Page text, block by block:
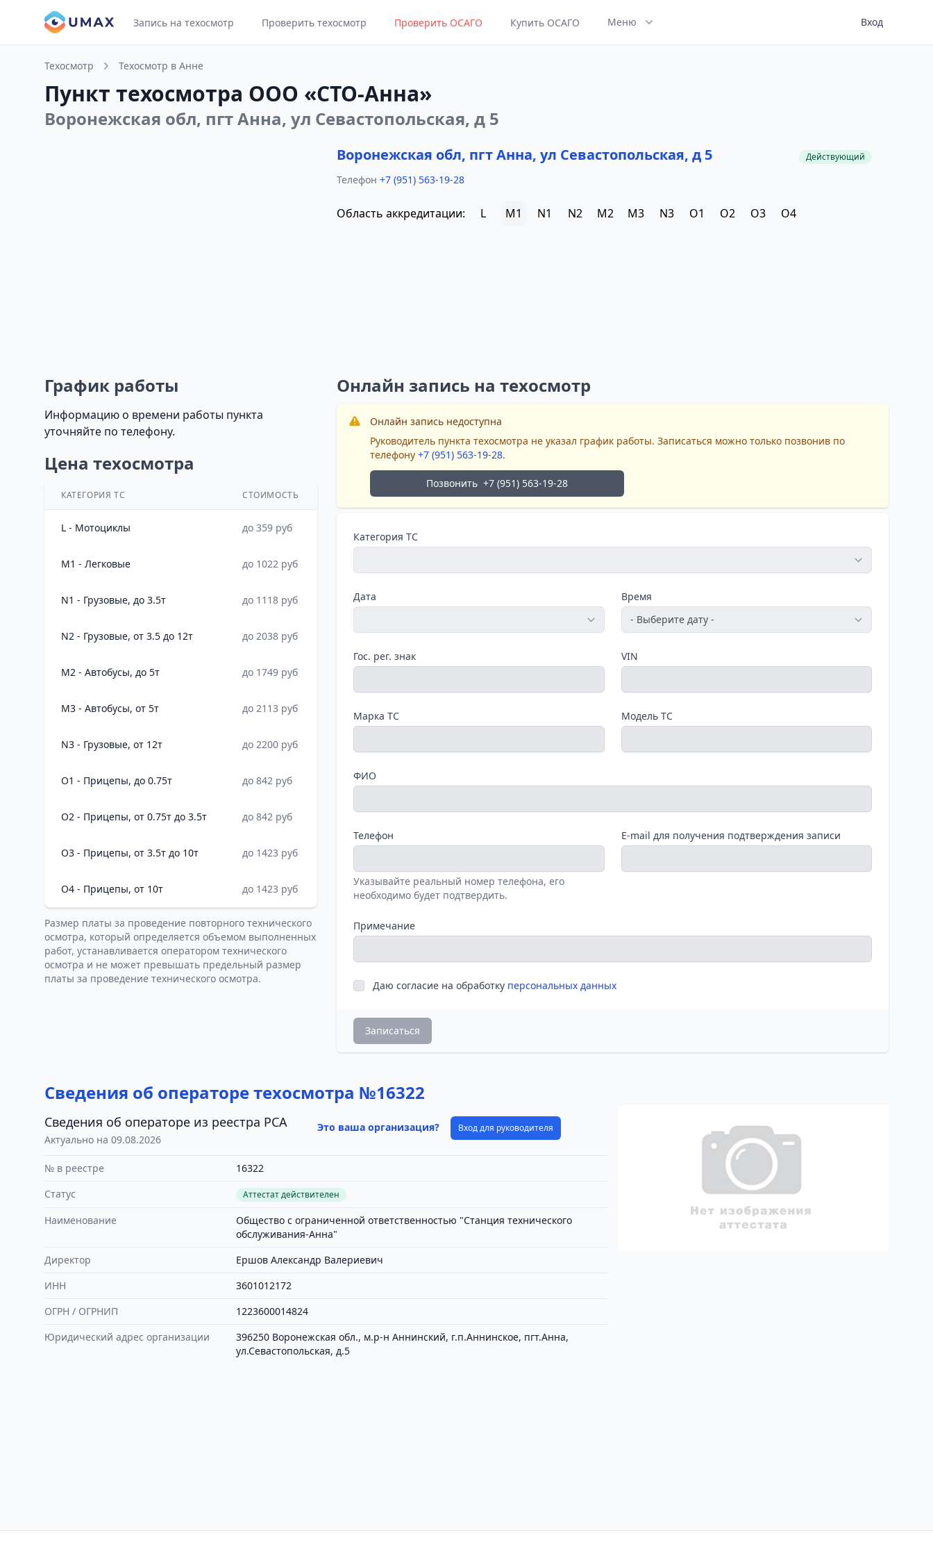
Запись на техосмотр Проверить техосмотр Проверить ОСАГО Купить ОСАГО Меню Вход
Техосмотр Техосмотр в Анне
Пункт техосмотра ООО «СТО-Анна»
Воронежская обл, пгт Анна, ул Севастопольская, д 5
Воронежская обл, пгт Анна, ул Севастопольская, д 5 Действующий
Телефон +7 (951) 563-19-28
Область аккредитации: L M1 N1 N2 M2 M3 N3 O1 O2 O3 O4
График работы
Информацию о времени работы пункта
уточняйте по телефону.
Цена техосмотра
КАТЕГОРИЯ ТС СТОИМОСТЬ
L - Мотоциклы до 359 руб
M1 - Легковые до 1022 руб
N1 - Грузовые, до 3.5т до 1118 руб
N2 - Грузовые, от 3.5 до 12т до 2038 руб
M2 - Автобусы, до 5т до 1749 руб
M3 - Автобусы, от 5т до 2113 руб
N3 - Грузовые, от 12т до 2200 руб
O1 - Прицепы, до 0.75т до 842 руб
O2 - Прицепы, от 0.75т до 3.5т до 842 руб
O3 - Прицепы, от 3.5т до 10т до 1423 руб
O4 - Прицепы, от 10т до 1423 руб
Размер платы за проведение повторного технического
осмотра, который определяется объемом выполненных
работ, устанавливается оператором технического
осмотра и не может превышать предельный размер
платы за проведение технического осмотра.
Онлайн запись на техосмотр
Онлайн запись недоступна
Руководитель пункта техосмотра не указал график работы. Записаться можно только позвонив по
телефону+7 (951) 563-19-28.
Позвонить +7 (951) 563-19-28
Категория ТС
Дата Время
Гос. рег. знак VIN
Марка ТС Модель ТС
ФИО
Телефон
Указывайте реальный номер телефона, его
необходимо будет подтвердить.
E-mail для получения подтверждения записи
Примечание
Даю согласие на обработку персональных данных
Записаться
Сведения об операторе техосмотра №16322
Сведения об операторе из реестра РСА
Актуально на 09.08.2026
Это ваша организация? Вход для руководителя
№ в реестре
16322
Статус
Аттестат действителен
Наименование
Общество с ограниченной ответственностью "Станция технического
обслуживания-Анна"
Директор
Ершов Александр Валериевич
ИНН
3601012172
ОГРН / ОГРНИП
1223600014824
Юридический адрес организации
396250 Воронежская обл., м.р-н Аннинский, г.п.Аннинское, пгт.Анна,
ул.Севастопольская, д.5